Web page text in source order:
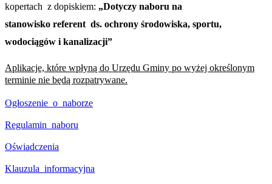
kopertach z dopiskiem: „Dotyczy naboru na
stanowisko referent ds. ochrony środowiska, sportu,
wodociągów i kanalizacji”
Aplikacje, które wpłyną do Urzędu Gminy po wyżej określonym
terminie nie będą rozpatrywane.
Ogłoszenie_o_naborze
Regulamin_naboru
Oświadczenia
Klauzula_informacyjna